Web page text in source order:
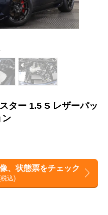
ター 1.5 S レザーパッ
ン
、状態票をチェック
込)